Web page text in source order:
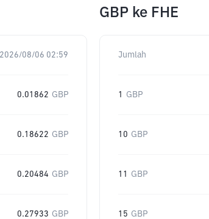
2026/08/06 02:59
0.01862 GBP
0.18622 GBP
0.20484 GBP
0.27933 GBP
GBP ke FHE
Jumlah
1 GBP
10 GBP
11 GBP
15 GBP